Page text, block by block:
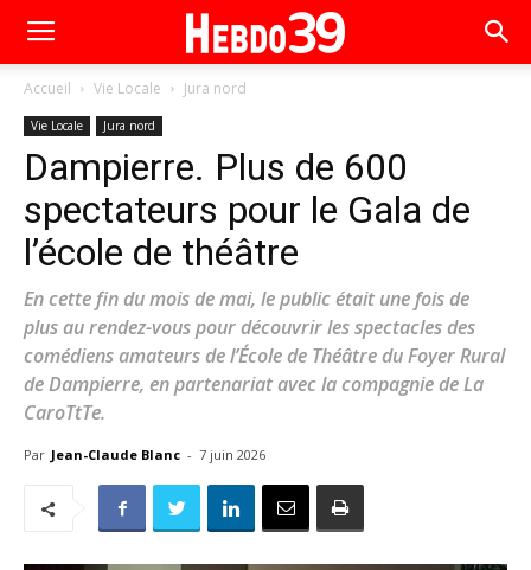
Accueil Vie Locale Jura nord
Vie Locale Jura nord
Dampierre. Plus de 600
spectateurs pour le Gala de
l’école de théâtre
En cette fin du mois de mai, le public était une fois de
plus au rendez-vous pour découvrir les spectacles des
comédiens amateurs de l’École de Théâtre du Foyer Rural
de Dampierre, en partenariat avec la compagnie de La
CaroTtTe.
Par Jean-Claude Blanc - 7 juin 2026